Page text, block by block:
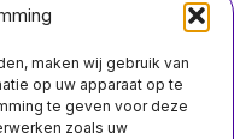
maken wij gebruik van
op uw apparaat op te
te geven voor deze
zoals uw